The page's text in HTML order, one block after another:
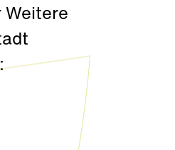
Weitere